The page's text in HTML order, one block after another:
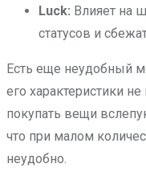
Luck: Влияет на
статусов и
Есть еще неудобный
его характеристики
покупать вещи
что при малом
неудобно.